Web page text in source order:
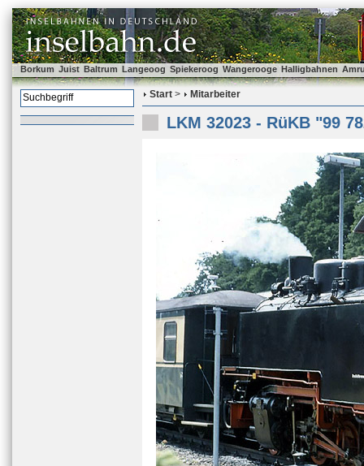
Borkum Juist Baltrum Langeoog Spiekeroog Wangerooge Halligbahnen
Start > Mitarbeiter
LKM 32023 - RüKB "99